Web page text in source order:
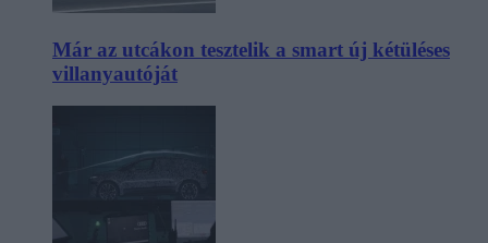
Már az utcákon tesztelik a smart új kétüléses
villanyautóját